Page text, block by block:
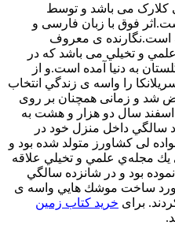
کلارک می باشد و توسط
فوق با زبان فارسی و
است.نگارنده ی معروف
و تخيلي می باشد که در
به دنیا آمده است.و از
را واسه ی زندگي انتخاب
شد و زمانی همچنان بر روی
سال دو هزار و هشت به
داخل منزل خود در
لی كشاورز متولد شده بود و
مجله‌ي علمي و تخيلي علاقه
بود و در شانزده سالگي
ساخت موشك هايي واسه ی
برای خرید کتاب زمین